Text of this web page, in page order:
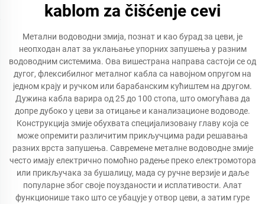
kablom za čišćenje cevi
Метални водоводни змија, познат и као бурад за цеви, је
неопходан алат за уклањање упорних запушења у разним
водоводним системима. Ова вишестрана направа састоји се од
дугог, флексибилног металног кабла са навојном опругом на
једном крају и ручком или барабанским кућиштем на другом.
Дужина кабла варира од 25 до 100 стопа, што омогућава да
допре дубоко у цеви за отицање и канализационе водоводе.
Конструкција змије обухвата специјализовану главу која се
може опремити различитим прикључцима ради решавања
разних врста запушења. Савремене металне водоводне змије
често имају електрично помоћно радење преко електромотора
или прикључака за бушалицу, мада су ручне верзије и даље
популарне због своје поузданости и исплативости. Алат
функционише тако што се убацује у отвор цеви, а затим гуре